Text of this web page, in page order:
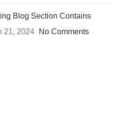
Blog Section Contains
21, 2024
No Comments